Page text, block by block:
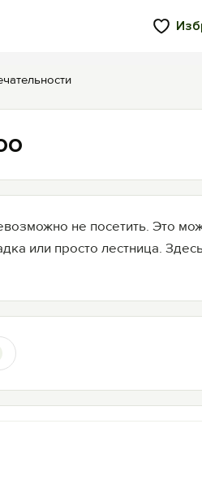
не посетить. Это
или просто лестница.